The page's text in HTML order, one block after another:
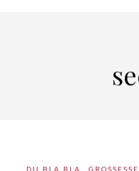
DU BLA BLA GROSSESSE